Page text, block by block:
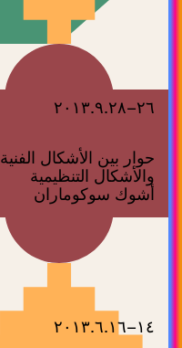
٢٦–٢٠١٣.٩.٢٨
حوار بين الأشكال الفنية
والأشكال التنظيمية
أشوك سوكوماران
١٤–٢٠١٣.٦.١٦